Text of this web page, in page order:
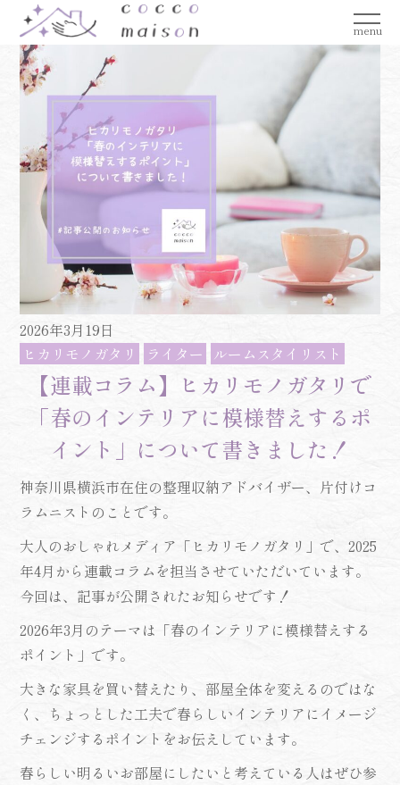
menu
2026年3月19日
ヒカリモノガタリ
ライター ルームスタイリスト
【連載コラム】ヒカリモノガタリで
「春のインテリアに模様替えするポ
イント」について書きました！
神奈川県横浜市在住の整理収納アドバイザー、片付けコ
ラムニストのことです。
大人のおしゃれメディア「ヒカリモノガタリ」で、2025
年4月から連載コラムを担当させていただいています。
今回は、記事が公開されたお知らせです！
2026年3月のテーマは「春のインテリアに模様替えする
ポイント」です。
大きな家具を買い替えたり、部屋全体を変えるのではな
く、ちょっとした工夫で春らしいインテリアにイメージ
チェンジするポイントをお伝えしています。
春らしい明るいお部屋にしたいと考えている人はぜひ参